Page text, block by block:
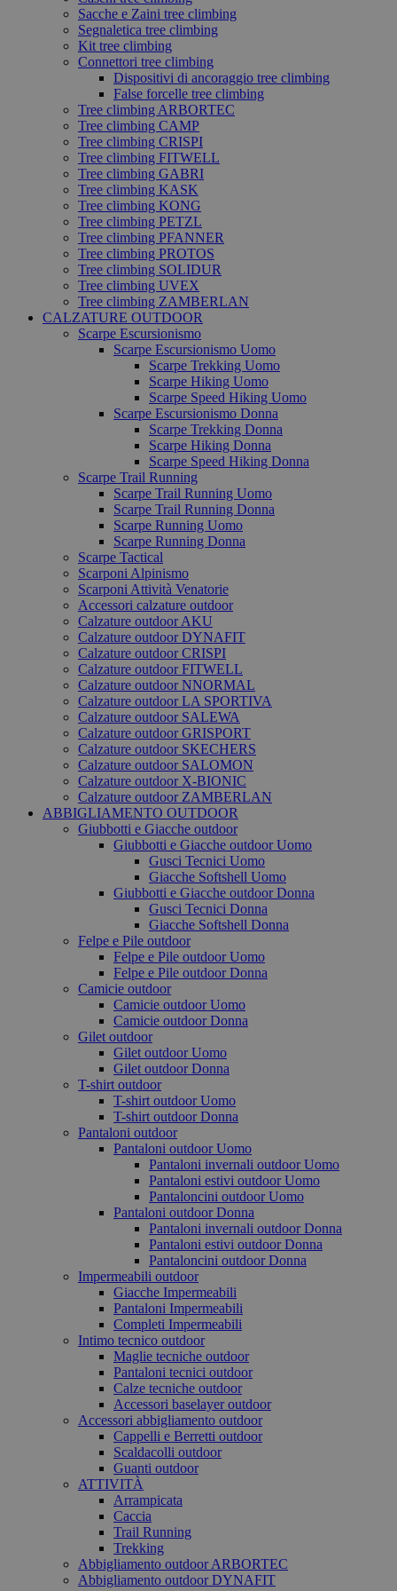
Sacche e Zaini tree climbing
Segnaletica tree climbing
Kit tree climbing
Connettori tree climbing
Dispositivi di ancoraggio tree climbing
False forcelle tree climbing
Tree climbing ARBORTEC
Tree climbing CAMP
Tree climbing CRISPI
Tree climbing FITWELL
Tree climbing GABRI
Tree climbing KASK
Tree climbing KONG
Tree climbing PETZL
Tree climbing PFANNER
Tree climbing PROTOS
Tree climbing SOLIDUR
Tree climbing UVEX
Tree climbing ZAMBERLAN
CALZATURE OUTDOOR
Scarpe Escursionismo
Scarpe Escursionismo Uomo
Scarpe Trekking Uomo
Scarpe Hiking Uomo
Scarpe Speed Hiking Uomo
Scarpe Escursionismo Donna
Scarpe Trekking Donna
Scarpe Hiking Donna
Scarpe Speed Hiking Donna
Scarpe Trail Running
Scarpe Trail Running Uomo
Scarpe Trail Running Donna
Scarpe Running Uomo
Scarpe Running Donna
Scarpe Tactical
Scarponi Alpinismo
Scarponi Attività Venatorie
Accessori calzature outdoor
Calzature outdoor AKU
Calzature outdoor DYNAFIT
Calzature outdoor CRISPI
Calzature outdoor FITWELL
Calzature outdoor NNORMAL
Calzature outdoor LA SPORTIVA
Calzature outdoor SALEWA
Calzature outdoor GRISPORT
Calzature outdoor SKECHERS
Calzature outdoor SALOMON
Calzature outdoor X-BIONIC
Calzature outdoor ZAMBERLAN
ABBIGLIAMENTO OUTDOOR
Giubbotti e Giacche outdoor
Giubbotti e Giacche outdoor Uomo
Gusci Tecnici Uomo
Giacche Softshell Uomo
Giubbotti e Giacche outdoor Donna
Gusci Tecnici Donna
Giacche Softshell Donna
Felpe e Pile outdoor
Felpe e Pile outdoor Uomo
Felpe e Pile outdoor Donna
Camicie outdoor
Camicie outdoor Uomo
Camicie outdoor Donna
Gilet outdoor
Gilet outdoor Uomo
Gilet outdoor Donna
T-shirt outdoor
T-shirt outdoor Uomo
T-shirt outdoor Donna
Pantaloni outdoor
Pantaloni outdoor Uomo
Pantaloni invernali outdoor Uomo
Pantaloni estivi outdoor Uomo
Pantaloncini outdoor Uomo
Pantaloni outdoor Donna
Pantaloni invernali outdoor Donna
Pantaloni estivi outdoor Donna
Pantaloncini outdoor Donna
Impermeabili outdoor
Giacche Impermeabili
Pantaloni Impermeabili
Completi Impermeabili
Intimo tecnico outdoor
Maglie tecniche outdoor
Pantaloni tecnici outdoor
Calze tecniche outdoor
Accessori baselayer outdoor
Accessori abbigliamento outdoor
Cappelli e Berretti outdoor
Scaldacolli outdoor
Guanti outdoor
ATTIVITÀ
Arrampicata
Caccia
Trail Running
Trekking
Abbigliamento outdoor ARBORTEC
Abbigliamento outdoor DYNAFIT